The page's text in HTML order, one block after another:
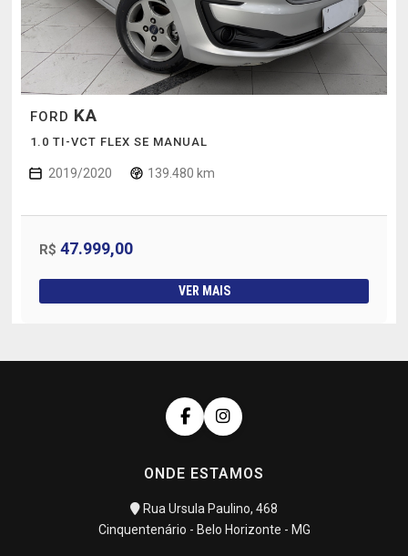
FORD KA
1.0 TI-VCT FLEX SE MANUAL
2019/2020 139.480 km
R$ 47.999,00
VER MAIS
ONDE ESTAMOS
Rua Ursula Paulino, 468
Cinquentenário - Belo Horizonte - MG